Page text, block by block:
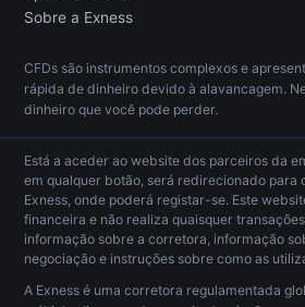
Sobre a Exness
CFDs são instrumentos complexos e
rápida de dinheiro devido à alavancagem.
dinheiro que você pode perder.
Está a aceder ao website dos parceiros da
em qualquer botão, será redirecionado para
Exness, onde poderá registar-se. Este
financeira e não realiza quaisquer
informação sobre a corretora, informação
negociação e instruções sobre como as
A Exness é uma corretora regulamentada